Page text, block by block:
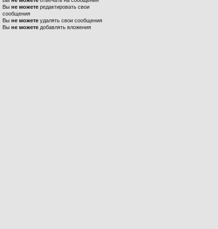
Вы не можете редактировать свои
сообщения
Вы не можете удалять свои сообщения
Вы не можете добавлять вложения